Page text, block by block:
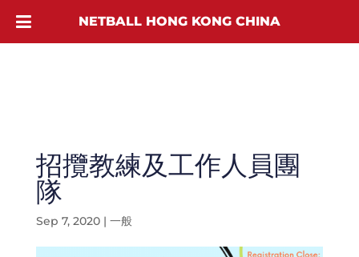
招攬教練及工作人員團
隊
Sep 7, 2020| 一般
NETBALL HONG KONG CHINA